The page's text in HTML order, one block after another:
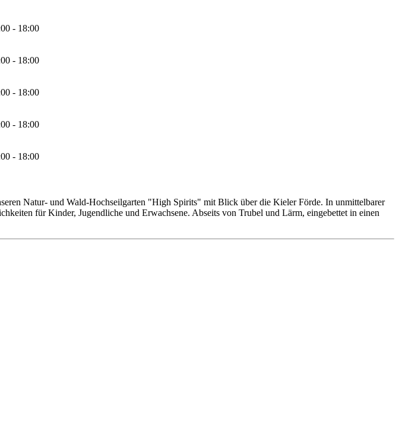
- 18:00
- 18:00
- 18:00
- 18:00
- 18:00
Natur- und Wald-Hochseilgarten "High Spirits" mit Blick über die Kieler Förde. In unmittelbarer
für Kinder, Jugendliche und Erwachsene. Abseits von Trubel und Lärm, eingebettet in einen